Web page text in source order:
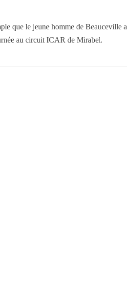
que le jeune homme de Beauceville a
au circuit ICAR de Mirabel.